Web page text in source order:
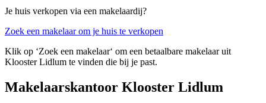
Je huis verkopen via een makelaardij?
Zoek een makelaar om je huis te verkopen
Klik op ‘Zoek een makelaar‘ om een betaalbare makelaar uit
Klooster Lidlum te vinden die bij je past.
Makelaarskantoor Klooster Lidlum